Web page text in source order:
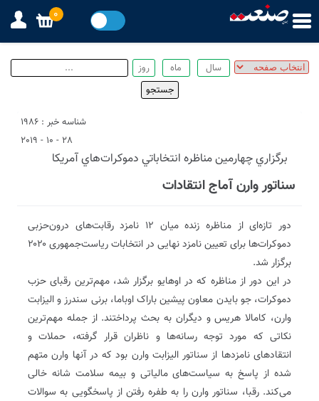
شناسه خبر : 1986
28 - 10 - 2019
برگزاري چهارمين مناظره انتخاباتي دموكرات‌هاي آمريكا
سناتور وارن آماج انتقادات
دور تازه‌ای از مناظره زنده میان ۱۲ نامزد رقابت‌های درون‌حزبی
دموکرات‌ها برای تعیین نامزد نهایی در انتخابات ریاست‌جمهوری ۲۰۲۰
برگزار شد.
در این دور از مناظره که در اوهایو برگزار شد، مهم‌ترین رقبای حزب
دموکرات، جو بایدن معاون پیشین باراک اوباما، برنی سندرز و الیزابت
وارن، کامالا هریس و دیگران به بحث پرداختند. از جمله مهم‌ترین
نکاتی که مورد توجه رسانه‌ها و ناظران قرار گرفته، حملات و
انتقادهای نامزدها از سناتور الیزابت وارن بود که در آنها وارن متهم
شده از پاسخ به سیاست‌های مالیاتی و بیمه سلامت شانه خالی
می‌کند. رقبا، سناتور وارن را به طفره رفتن از پاسخگویی به سوالات
0